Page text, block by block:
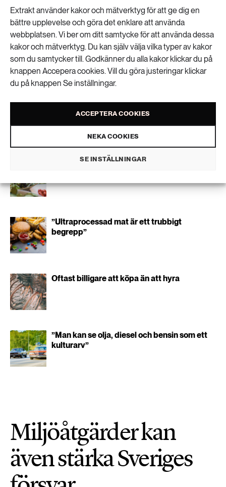
Extrakt använder kakor och mätverktyg för att ge dig en
bättre upplevelse och göra det enklare att använda
webbplatsen. Vi ber om ditt samtycke för att använda dessa
kakor och mätverktyg. Du kan själv välja vilka typer av kakor
som du samtycker till. Godkänner du alla kakor klickar du på
knappen Accepera cookies. Vill du göra justeringar klickar
du på knappen Se inställningar.
ACCEPTERA COOKIES
NEKA COOKIES
SE INSTÄLLNINGAR
Engångsplastdirektivet
EU-direktivetom minskning av vissa
plastprodukters inverkan på miljön har antagits
och regeringen har tillsatt en utredning som ska
jobba med införandet av direktivet i Sverige.
uppdrag att bistå utredningen i vissa frågor.
Källa: Naturvårdsverket
Få kunskapen, idéerna och de nya lösningarna
för ett hållbart samhälle.
SKICKA
Personuppgifter lagras endast för utskick av Extrakts nyhetsbrev och
information kopplat till Extrakts verksamhet. Du kan när som helst säga
Liknande artiklar
”Ultraprocessad mat är ett trubbigt
begrepp”
Oftast billigare att köpa än att hyra
”Man kan se olja, diesel och bensin som ett
kulturarv”
Miljöåtgärder kan
även stärka Sveriges